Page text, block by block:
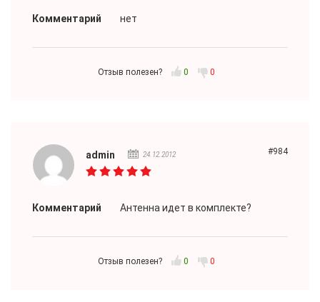
Комментарий нет
Отзыв полезен? 0 0
#984
admin 24.12.2012
Комментарий Антенна идет в комплекте?
Отзыв полезен? 0 0